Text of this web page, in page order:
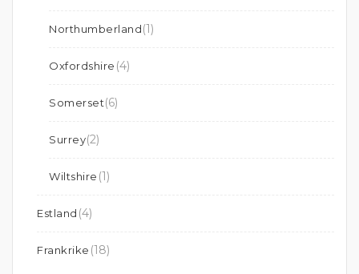
Northumberland(1)
Oxfordshire (4)
Somerset(6)
Surrey(2)
Wiltshire (1)
Estland (4)
Frankrike (18)